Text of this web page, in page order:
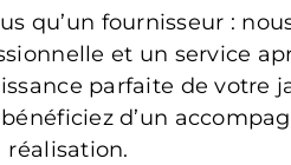
qu’un fournisseur :
et un service
parfaite de votre
d’un